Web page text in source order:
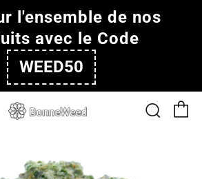
l'ensemble de nos
avec le Code
WEED50